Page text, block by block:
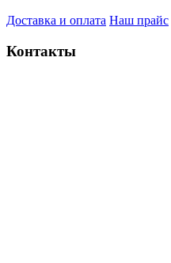
Доставка и оплата Наш прайс
Контакты